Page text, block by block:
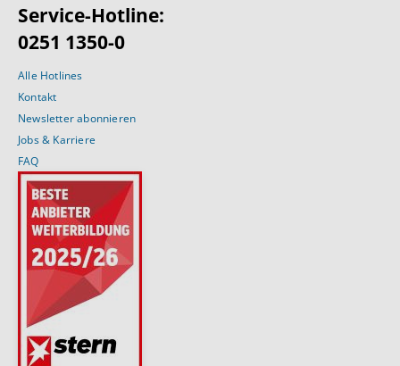
Service-Hotline:
0251 1350-0
Alle Hotlines
Kontakt
Newsletter abonnieren
Jobs & Karriere
FAQ